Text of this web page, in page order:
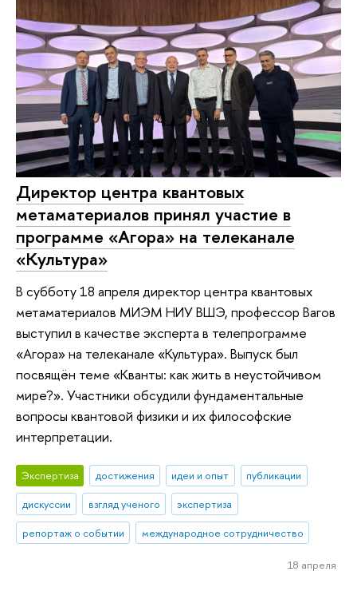
Директор центра квантовых
метаматериалов принял участие в
программе «Агора» на телеканале
«Культура»
В субботу 18 апреля директор центра квантовых
метаматериалов МИЭМ НИУ ВШЭ, профессор Вагов
выступил в качестве эксперта в телепрограмме
«Агора» на телеканале «Культура». Выпуск был
посвящён теме «Кванты: как жить в неустойчивом
мире?». Участники обсудили фундаментальные
вопросы квантовой физики и их философские
интерпретации.
Экспертиза достижения идеи и опыт
публикации
дискуссии
взгляд ученого
экспертиза
репортаж о событии
международное сотрудничество
18 апреля